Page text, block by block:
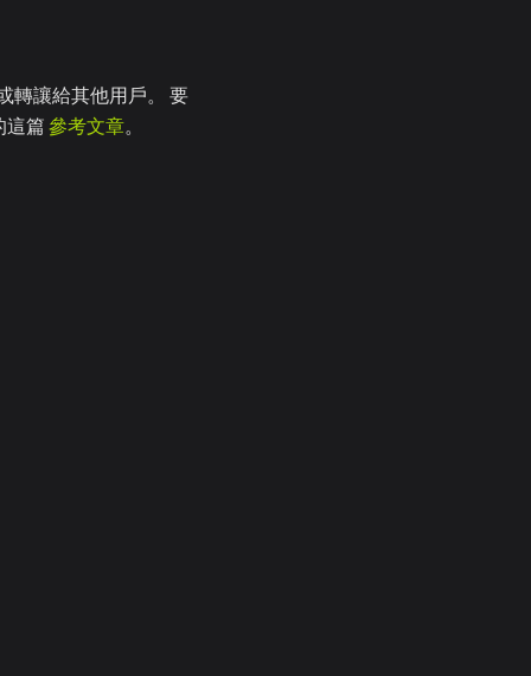
轉讓給其他用戶。 要
這篇參考文章。